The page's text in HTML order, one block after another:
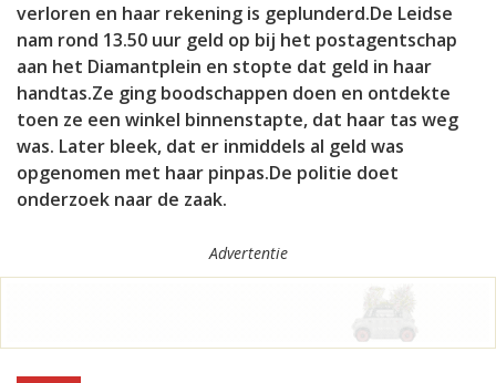
verloren en haar rekening is geplunderd.De Leidse
nam rond 13.50 uur geld op bij het postagentschap
aan het Diamantplein en stopte dat geld in haar
handtas.Ze ging boodschappen doen en ontdekte
toen ze een winkel binnenstapte, dat haar tas weg
was. Later bleek, dat er inmiddels al geld was
opgenomen met haar pinpas.De politie doet
onderzoek naar de zaak.
Advertentie